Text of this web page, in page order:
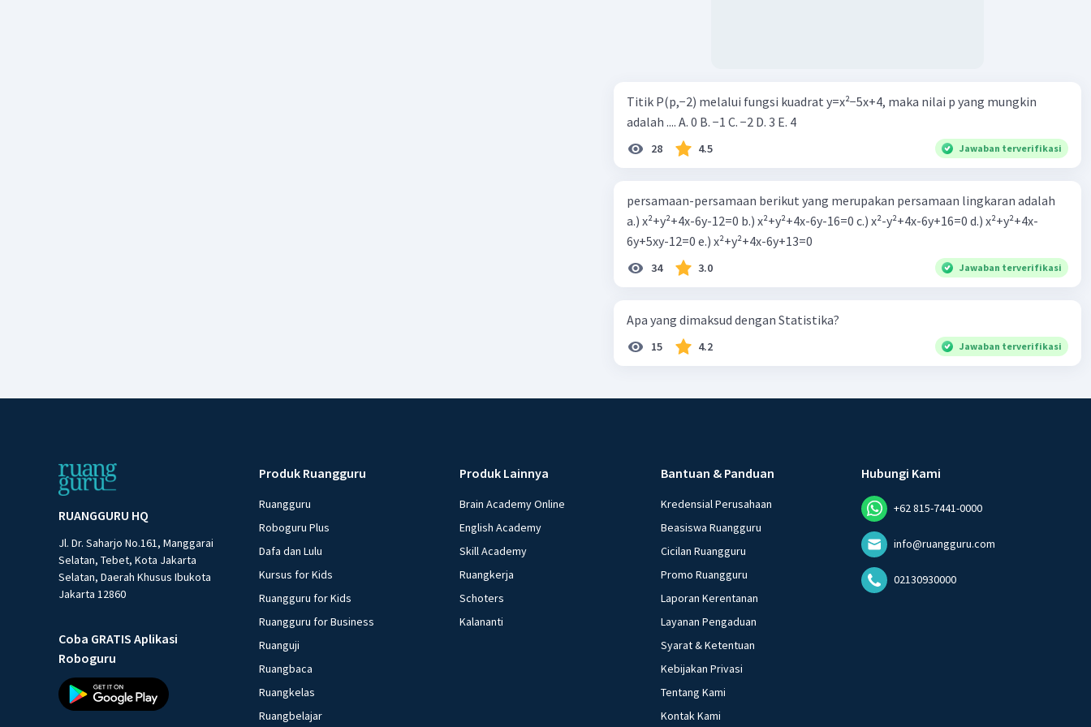
Titik P(p,−2) melalui fungsi kuadrat y=x²−5x+4, maka nilai p yang mungkin
adalah .... A. 0 B. −1 C. −2 D. 3 E. 4
28 4.5 Jawaban terverifikasi
persamaan-persamaan berikut yang merupakan persamaan lingkaran adalah
a.) x²+y²+4x-6y-12=0 b.) x²+y²+4x-6y-16=0 c.) x²-y²+4x-6y+16=0 d.) x²+y²+4x-
6y+5xy-12=0 e.) x²+y²+4x-6y+13=0
34 3.0 Jawaban terverifikasi
Apa yang dimaksud dengan Statistika?
15 4.2 Jawaban terverifikasi
RUANGGURU HQ
Jl. Dr. Saharjo No.161, Manggarai
Selatan, Tebet, Kota Jakarta
Selatan, Daerah Khusus Ibukota
Jakarta 12860
Coba GRATIS Aplikasi
Roboguru
Produk Ruangguru
Ruangguru
Roboguru Plus
Dafa dan Lulu
Kursus for Kids
Ruangguru for Kids
Ruangguru for Business
Ruanguji
Ruangbaca
Ruangkelas
Ruangbelajar
Produk Lainnya
Brain Academy Online
English Academy
Skill Academy
Ruangkerja
Schoters
Kalananti
Bantuan & Panduan
Kredensial Perusahaan
Beasiswa Ruangguru
Cicilan Ruangguru
Promo Ruangguru
Laporan Kerentanan
Layanan Pengaduan
Syarat & Ketentuan
Kebijakan Privasi
Tentang Kami
Kontak Kami
Hubungi Kami
+62 815-7441-0000
info@ruangguru.com
02130930000